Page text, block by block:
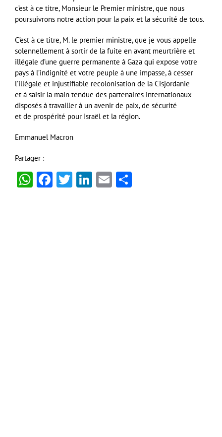
c’est à ce titre, Monsieur le Premier ministre, que nous
poursuivrons notre action pour la paix et la sécurité de tous.
C’est à ce titre, M. le premier ministre, que je vous appelle
solennellement à sortir de la fuite en avant meurtrière et
illégale d’une guerre permanente à Gaza qui expose votre
pays à l’indignité et votre peuple à une impasse, à cesser
l’illégale et injustifiable recolonisation de la Cisjordanie
et à saisir la main tendue des partenaires internationaux
disposés à travailler à un avenir de paix, de sécurité
et de prospérité pour Israël et la région.
Emmanuel Macron
Partager :
WhatsApp
Facebook
Twitter
LinkedIn
Email